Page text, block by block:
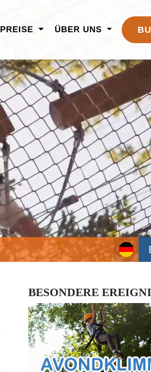
PREISE ÜBER UNS
BESONDERE